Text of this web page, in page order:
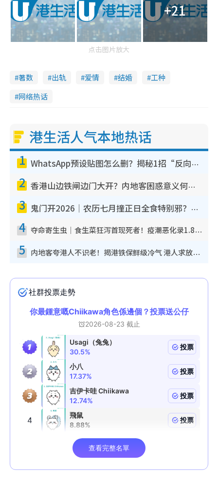
+21
点击图片放大
著数 出轨 爱情 结婚
工种
网络热话
港生活人气本地热话
1 WhatsApp预设贴图怎么删？揭秘1招“反向操作”还原简洁界面 附3步实测教程
2 香港山边铁闸边门大开？内地客困惑意义何在！网友神回复：这种叫法理性防御
3 鬼门开2026｜农历七月撞正日全食特别邪？专家警告切忌做一事！揭4大禁忌+2招保平安
4 夺命寄生虫｜食生菜狂泻首现死者！疫潮恶化录1.8万宗病例 揭洗菜3大谬误
5 内地客夸港人不识老！揭港铁保鲜级冷气 港人求放过：别投诉